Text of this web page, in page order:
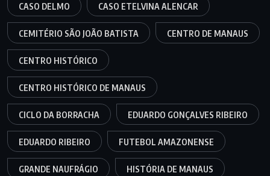
CASO DELMO CASO ETELVINA ALENCAR
CEMITÉRIO SÃO JOÃO BATISTA CENTRO DE MANAUS
CENTRO HISTÓRICO
CENTRO HISTÓRICO DE MANAUS
CICLO DA BORRACHA EDUARDO GONÇALVES RIBEIRO
EDUARDO RIBEIRO FUTEBOL AMAZONENSE
GRANDE NAUFRÁGIO HISTÓRIA DE MANAUS